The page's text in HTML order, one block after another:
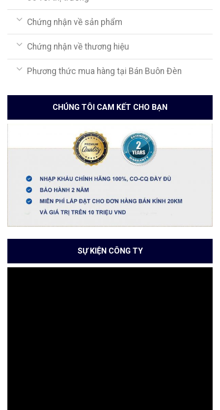
Chứng nhận về sản phẩm
Chứng nhận về thương hiệu
Phương thức mua hàng tại Bán Buôn Đèn
CHÚNG TÔI CAM KẾT CHO BẠN
SỰ KIỆN CÔNG TY